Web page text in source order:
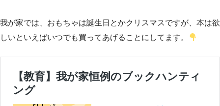
我が家では、おもちゃは誕生日とかクリスマスですが、本は欲
しいといえばいつでも買ってあげることにしてます。